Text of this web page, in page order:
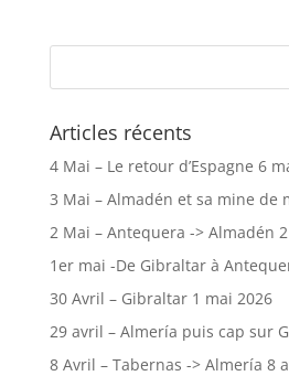
Articles récents
4 Mai – Le retour d’Espagne 6
3 Mai – Almadén et sa mine de
2 Mai – Antequera -> Almadén
1er mai -De Gibraltar à
30 Avril – Gibraltar 1 mai 2026
29 avril – Almería puis cap sur
8 Avril – Tabernas -> Almería 8